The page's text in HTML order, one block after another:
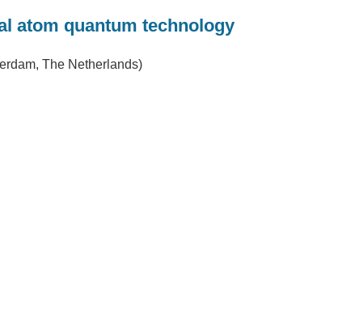
atom quantum technology
The Netherlands)